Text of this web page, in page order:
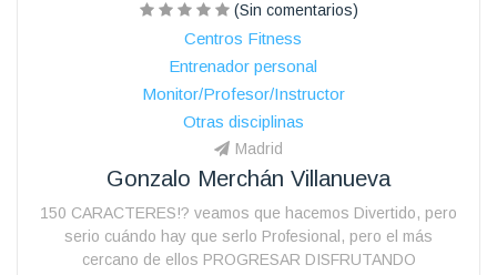
(Sin comentarios)
Centros Fitness
Entrenador personal
Monitor/Profesor/Instructor
Otras disciplinas
Madrid
Gonzalo Merchán Villanueva
150 CARACTERES!? veamos que hacemos Divertido, pero
serio cuándo hay que serlo Profesional, pero el más
cercano de ellos PROGRESAR DISFRUTANDO